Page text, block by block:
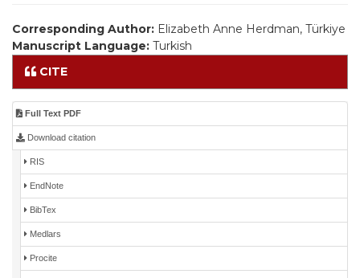
Corresponding Author: Elizabeth Anne Herdman, Türkiye
Manuscript Language: Turkish
CITE
Full Text PDF
Download citation
RIS
EndNote
BibTex
Medlars
Procite